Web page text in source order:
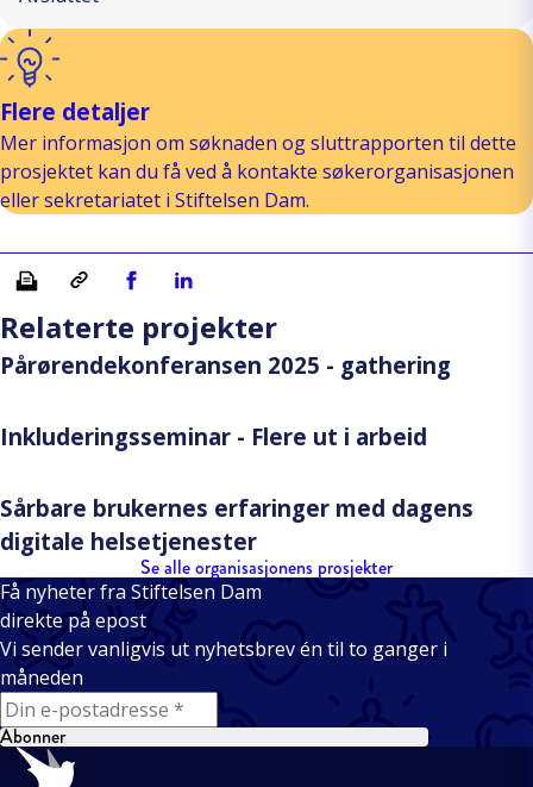
Flere detaljer
Mer informasjon om søknaden og sluttrapporten til dette
prosjektet kan du få ved å kontakte søkerorganisasjonen
eller sekretariatet i Stiftelsen Dam.
Skriv ut Kopiera länkDel på Facebook
Del på Linkedin
Relaterte projekter
Pårørendekonferansen 2025 - gathering
Inkluderingsseminar - Flere ut i arbeid
Sårbare brukernes erfaringer med dagens
digitale helsetjenester
Se alle organisasjonens prosjekter
Få nyheter fra Stiftelsen Dam
direkte på epost
Vi sender vanligvis ut nyhetsbrev én til to ganger i
måneden
E-mail
Abonner
Bunntekst